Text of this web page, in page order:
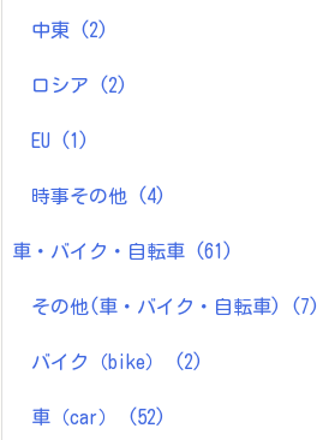
中東 (2)
ロシア (2)
EU (1)
時事その他 (4)
車・バイク・自転車 (61)
その他(車・バイク・自転車) (7)
バイク（bike） (2)
車（car） (52)